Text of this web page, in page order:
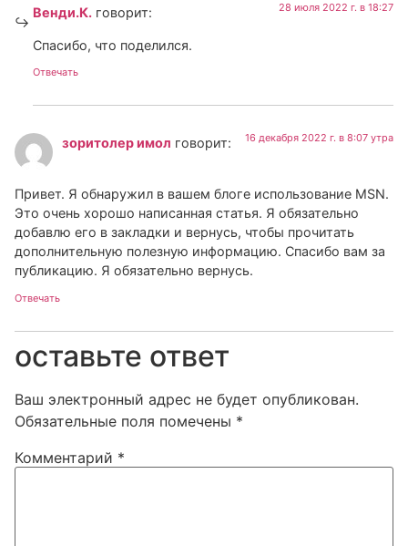
Венди.К. говорит: 28 июля 2022 г. в 18:27
Спасибо, что поделился.
Отвечать
зоритолер имол говорит: 16 декабря 2022 г. в 8:07 утра
Привет. Я обнаружил в вашем блоге использование MSN.
Это очень хорошо написанная статья. Я обязательно
добавлю его в закладки и вернусь, чтобы прочитать
дополнительную полезную информацию. Спасибо вам за
публикацию. Я обязательно вернусь.
Отвечать
оставьте ответ
Ваш электронный адрес не будет опубликован.
Обязательные поля помечены *
Комментарий *